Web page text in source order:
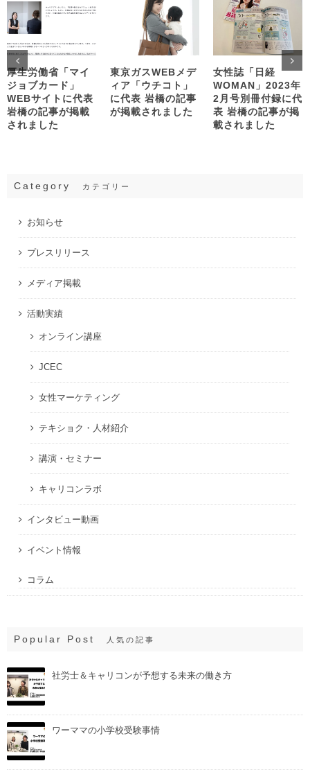
厚生労働省「マイ
ジョブカード」
WEBサイトに代表
岩橋の記事が掲載
されました
東京ガスWEBメデ
ィア「ウチコト」
に代表 岩橋の記事
が掲載されました
女性誌「日経
WOMAN」2023年
2月号別冊付録に代
表 岩橋の記事が掲
載されました
Category カテゴリー
お知らせ
プレスリリース
メディア掲載
活動実績
オンライン講座
JCEC
女性マーケティング
テキショク・人材紹介
講演・セミナー
キャリコンラボ
インタビュー動画
イベント情報
コラム
Popular Post 人気の記事
社労士＆キャリコンが予想する未来の働き方
ワーママの小学校受験事情